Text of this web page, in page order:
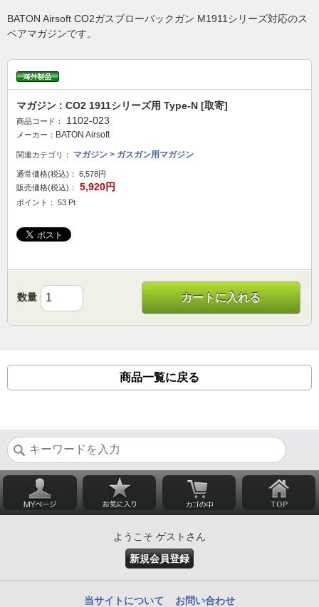
BATON Airsoft CO2ガスブローバックガン M1911シリーズ対応のス
ペアマガジンです。
マガジン : CO2 1911シリーズ用 Type-N [取寄]
商品コード： 1102-023
メーカー： BATON Airsoft
関連カテゴリ： マガジン > ガスガン用マガジン
通常価格(税込)：
6,578円
販売価格(税込)：
5,920円
ポイント： 53 Pt
数量 カートに入れる
商品一覧に戻る
ようこそ ゲストさん
新規会員登録
当サイトについて お問い合わせ